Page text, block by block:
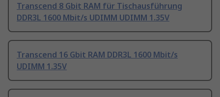
Transcend 8 Gbit RAM für Tischausführung
DDR3L 1600 Mbit/s UDIMM UDIMM 1.35V
Transcend 16 Gbit RAM DDR3L 1600 Mbit/s
UDIMM 1.35V